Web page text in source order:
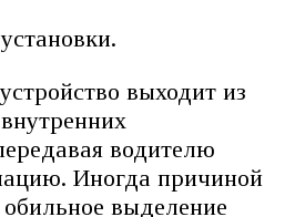
выходит из
водителю
Иногда причиной
выделение